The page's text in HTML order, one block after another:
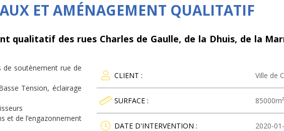
ET AMÉNAGEMENT QUALITATIF
qualitatif des rues Charles de Gaulle, de la Dhuis, de la
soutènement rue de
Tension, éclairage
et de l’engazonnement
CLIENT : Ville de
SURFACE : 85000m²
DATE D'INTERVENTION : 2020-